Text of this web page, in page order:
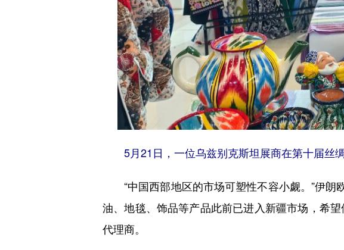
5月21日，一位乌兹别克斯坦展商在第十届丝
“中国西部地区的市场可塑性不容小觑。”伊朗
油、地毯、饰品等产品此前已进入新疆市场，希
代理商。